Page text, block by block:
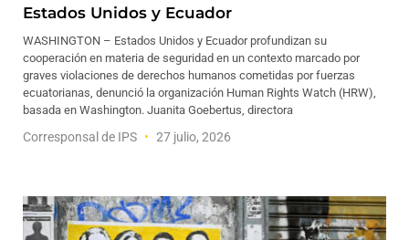
Estados Unidos y Ecuador
WASHINGTON – Estados Unidos y Ecuador profundizan su
cooperación en materia de seguridad en un contexto marcado por
graves violaciones de derechos humanos cometidas por fuerzas
ecuatorianas, denunció la organización Human Rights Watch (HRW),
basada en Washington. Juanita Goebertus, directora
Corresponsal de IPS 27 julio, 2026